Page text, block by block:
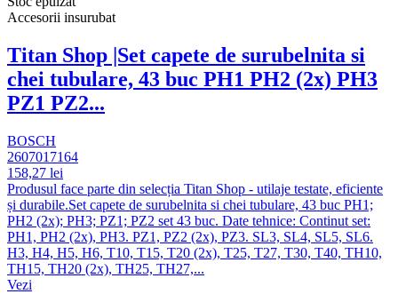
Accesorii insurubat
Titan Shop |Set capete de surubelnita si
chei tubulare, 43 buc PH1 PH2 (2x) PH3
PZ1 PZ2...
BOSCH
2607017164
158,27 lei
Produsul face parte din selecția Titan Shop - utilaje testate, eficiente
și durabile.Set capete de surubelnita si chei tubulare, 43 buc PH1;
PH2 (2x); PH3; PZ1; PZ2 set 43 buc. Date tehnice: Continut set:
PH1, PH2 (2x), PH3. PZ1, PZ2 (2x), PZ3. SL3, SL4, SL5, SL6.
H3, H4, H5, H6, T10, T15, T20 (2x), T25, T27, T30, T40, TH10,
TH15, TH20 (2x), TH25, TH27,...
Vezi